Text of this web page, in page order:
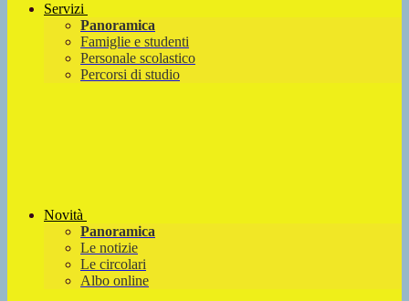
Servizi
Panoramica
Famiglie e studenti
Personale scolastico
Percorsi di studio
Novità
Panoramica
Le notizie
Le circolari
Albo online